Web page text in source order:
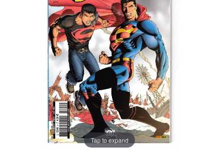
Tap to expand